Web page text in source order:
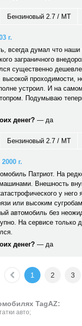
Бензиновый 2.7 / MT
г.
всегда думал что
заграничного
существенно
проходимости,
устроил. И на
Подумываю
денег? — да
Бензиновый 2.7 / MT
г.
Патриот. На
Внешность
у
или высоким
автомобиль без
На сервисе
денег? — да
1 2 3
TagAZ:
авто;